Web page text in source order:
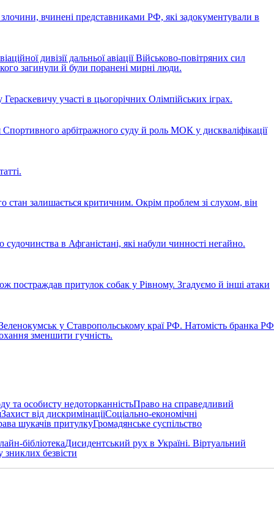
вчинені представниками РФ, які задокументували в
дивізії дальньої авіації Військово-повітряних сил
загинули й були поранені мирні люди.
участі в цьогорічних Олімпійських іграх.
арбітражного суду й роль МОК у дискваліфікації
стан залишається критичним. Окрім проблем зі слухом, він
в Афганістані, які набули чинності негайно.
постраждав притулок собак у Рівному. Згадуємо й інші атаки
у Ставропольському краї РФ. Натомість бранка РФ
зменшити гучність.
та особисту недоторканністьПраво на справедливий
Захист від дискримінаціїСоціально-економічні
шукачів притулкуГромадянське суспільство
бібліотекаДисидентський рух в Україні. Віртуальний
зниклих безвісти